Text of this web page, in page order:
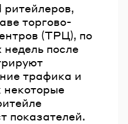
торгово-
(ТРЦ), по
после
трафика и
некоторые
показателей.